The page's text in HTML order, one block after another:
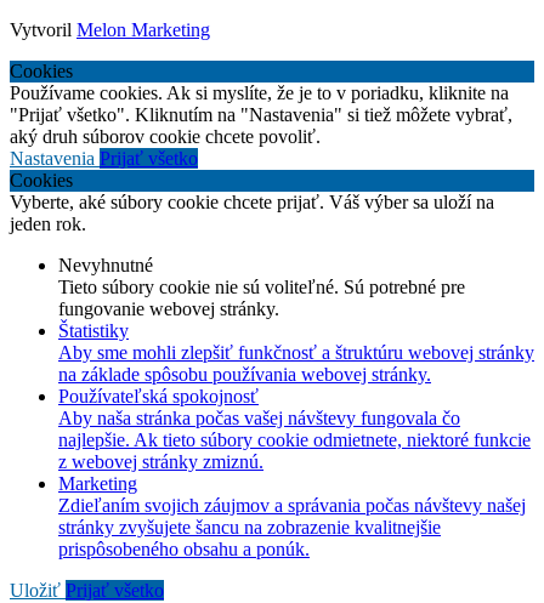
Vytvoril Melon Marketing
Cookies
Používame cookies. Ak si myslíte, že je to v poriadku, kliknite na
"Prijať všetko". Kliknutím na "Nastavenia" si tiež môžete vybrať,
aký druh súborov cookie chcete povoliť.
Nastavenia Prijať všetko
Cookies
Vyberte, aké súbory cookie chcete prijať. Váš výber sa uloží na
jeden rok.
Nevyhnutné
Tieto súbory cookie nie sú voliteľné. Sú potrebné pre
fungovanie webovej stránky.
Štatistiky
Aby sme mohli zlepšiť funkčnosť a štruktúru webovej stránky
na základe spôsobu používania webovej stránky.
Používateľská spokojnosť
Aby naša stránka počas vašej návštevy fungovala čo
najlepšie. Ak tieto súbory cookie odmietnete, niektoré funkcie
z webovej stránky zmiznú.
Marketing
Zdieľaním svojich záujmov a správania počas návštevy našej
stránky zvyšujete šancu na zobrazenie kvalitnejšie
prispôsobeného obsahu a ponúk.
Uložiť Prijať všetko